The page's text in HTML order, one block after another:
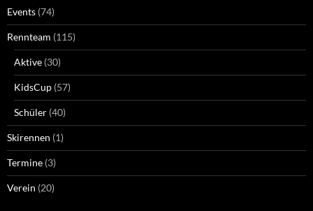
Events (74)
Rennteam (115)
Aktive (30)
KidsCup (57)
Schüler (40)
Skirennen (1)
Termine (3)
Verein (20)